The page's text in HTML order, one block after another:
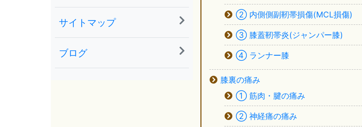
② 内側側副靭帯損傷(MCL損傷)
③ 膝蓋靭帯炎(ジャンパー膝)
④ ランナー膝
膝裏の痛み
① 筋肉・腱の痛み
② 神経痛の痛み
サイトマップ
ブログ